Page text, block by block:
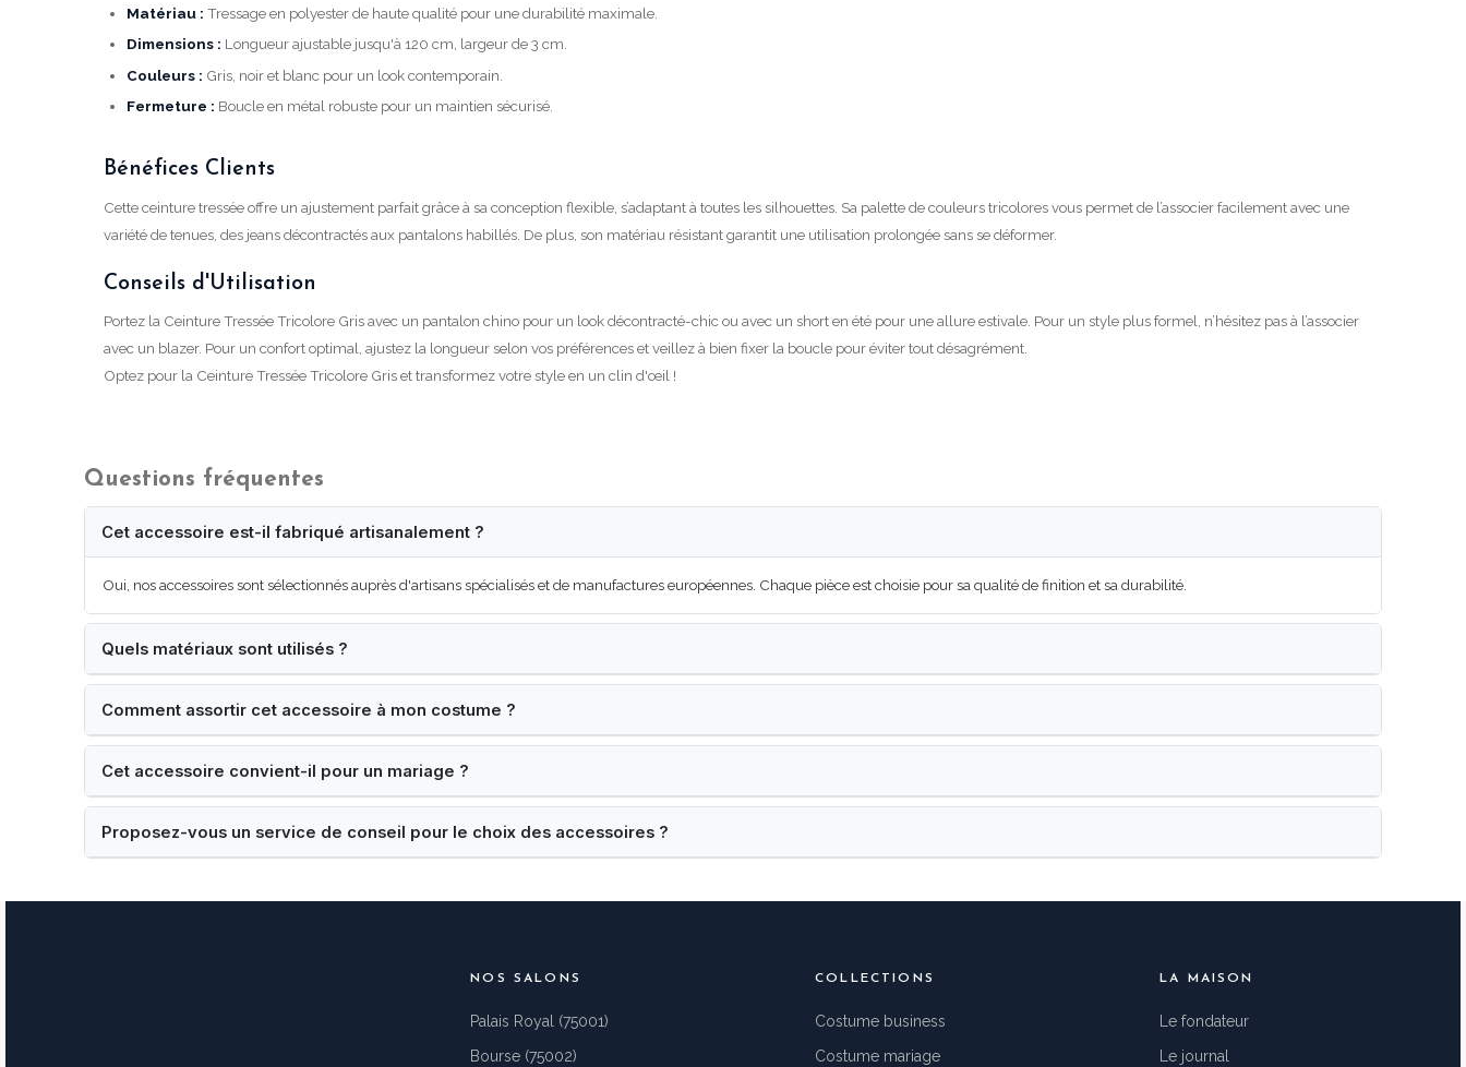
Questions fréquentes
Cet accessoire est-il fabriqué artisanalement ?
Oui, nos accessoires sont sélectionnés auprès d'artisans spécialisés et de manufactures européennes. Chaque pièce est choisie pour sa qualité de finition et sa durabilité.
Quels matériaux sont utilisés ?
Comment assortir cet accessoire à mon costume ?
Cet accessoire convient-il pour un mariage ?
Proposez-vous un service de conseil pour le choix des accessoires ?
Matériau : Tressage en polyester de haute qualité pour une durabilité maximale.
Dimensions : Longueur ajustable jusqu'à 120 cm, largeur de 3 cm.
Couleurs : Gris, noir et blanc pour un look contemporain.
Fermeture : Boucle en métal robuste pour un maintien sécurisé.
Bénéfices Clients
Cette ceinture tressée offre un ajustement parfait grâce à sa conception flexible, s’adaptant à toutes les silhouettes. Sa palette de couleurs tricolores vous permet de l’associer facilement avec une
variété de tenues, des jeans décontractés aux pantalons habillés. De plus, son matériau résistant garantit une utilisation prolongée sans se déformer.
Conseils d'Utilisation
Portez la Ceinture Tressée Tricolore Gris avec un pantalon chino pour un look décontracté-chic ou avec un short en été pour une allure estivale. Pour un style plus formel, n’hésitez pas à l’associer
avec un blazer. Pour un confort optimal, ajustez la longueur selon vos préférences et veillez à bien fixer la boucle pour éviter tout désagrément.
Optez pour la Ceinture Tressée Tricolore Gris et transformez votre style en un clin d'œil !
NOS SALONS
Palais Royal (75001)
Bourse (75002)
COLLECTIONS
Costume business
Costume mariage
LA MAISON
Le fondateur
Le journal